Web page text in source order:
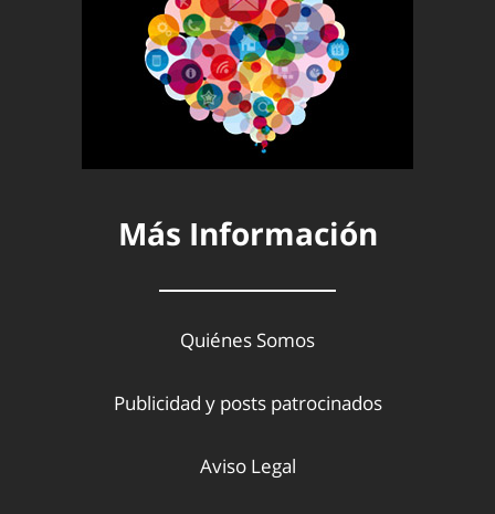
Más Información
Quiénes Somos
Publicidad y posts patrocinados
Aviso Legal